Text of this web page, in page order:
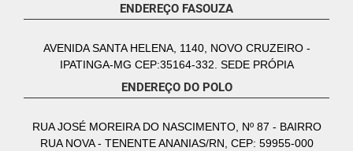
ENDEREÇO FASOUZA
AVENIDA SANTA HELENA, 1140, NOVO CRUZEIRO -
IPATINGA-MG CEP:35164-332. SEDE PRÓPIA
ENDEREÇO DO POLO
RUA JOSÉ MOREIRA DO NASCIMENTO, Nº 87 - BAIRRO
RUA NOVA - TENENTE ANANIAS/RN, CEP: 59955-000